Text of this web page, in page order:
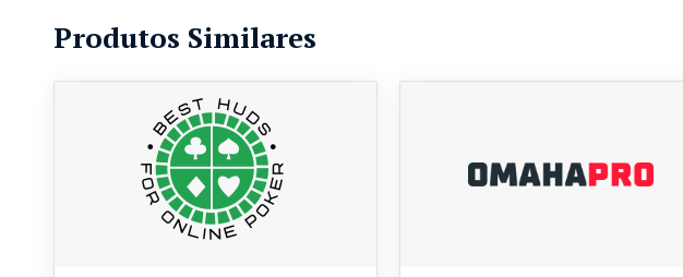
Produtos Similares